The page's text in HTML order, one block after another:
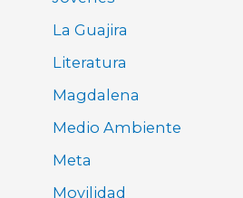
La Guajira
Literatura
Magdalena
Medio Ambiente
Meta
Movilidad